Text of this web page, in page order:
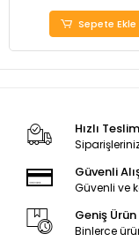
Sepete Ekle
Hızlı
Güvenli
Güvenli ve
Geniş
Binlerce